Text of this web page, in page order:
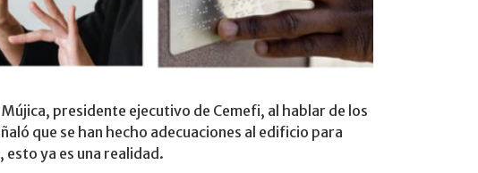
presidente ejecutivo de Cemefi, al hablar de los
que se han hecho adecuaciones al edificio para
esto ya es una realidad.